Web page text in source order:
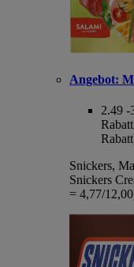
Angebot:
2.49 -
Snickers,
Snickers
= 4,77/